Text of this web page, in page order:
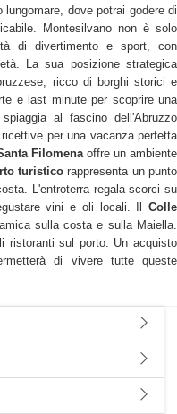
dove potrai godere di
Montesilvano non è solo
di divertimento e sport, con
La sua posizione strategica
ricco di borghi storici e
e last minute per scoprire una
al fascino dell'Abruzzo
per una vacanza perfetta
Filomenaoffre un ambiente
turistico rappresenta un punto
L'entroterra regala scorci su
vini e oli locali. Il Colle
sulla costa e sulla Maiella.
ristoranti sul porto. Un acquisto
di vivere tutte queste